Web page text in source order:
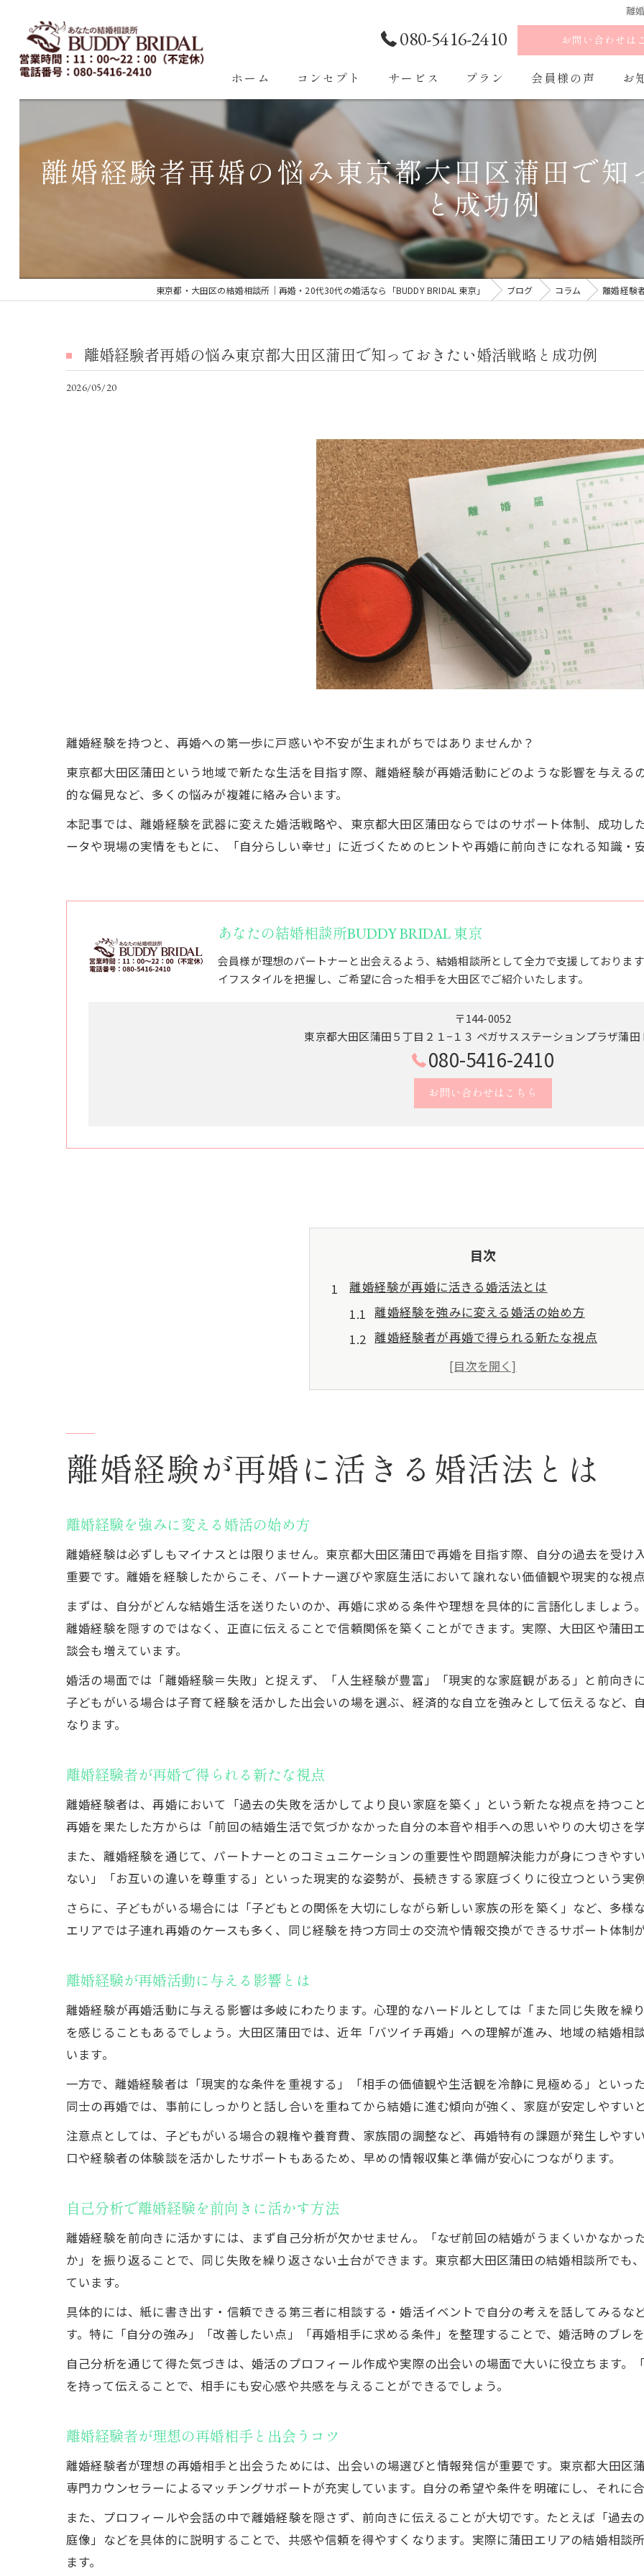
離
080-5416-2410 お問い合わせは
ホーム コンセプト サービス
ご入会・ご入会後の流れ
プラン 会員様の声 お
離婚経験者再婚の悩み東京都大田区蒲田で
と成功例
東京都・大田区の結婚相談所｜再婚・20代30代の婚活なら「BUDDY BRIDAL 東京」 ブログ コラム 離婚経験
離婚経験者再婚の悩み東京都大田区蒲田で知っておきたい婚活戦略と成功例
2026/05/20
離婚経験を持つと、再婚への第一歩に戸惑いや不安が生まれがちではありませんか？
東京都大田区蒲田という地域で新たな生活を目指す際、離婚経験が再婚活動にどのような影響を与え
的な偏見など、多くの悩みが複雑に絡み合います。
本記事では、離婚経験を武器に変えた婚活戦略や、東京都大田区蒲田ならではのサポート体制、成功し
ータや現場の実情をもとに、「自分らしい幸せ」に近づくためのヒントや再婚に前向きになれる知識・
あなたの結婚相談所BUDDY BRIDAL 東京
会員様が理想のパートナーと出会えるよう、結婚相談所として全力で支援しておりま
イフスタイルを把握し、ご希望に合った相手を大田区でご紹介いたします。
〒144-0052
東京都大田区蒲田５丁目２１−１３ ペガサスステーションプラザ蒲田
080-5416-2410
お問い合わせはこちら
目次
離婚経験が再婚に活きる婚活法とは
離婚経験を強みに変える婚活の始め方
離婚経験者が再婚で得られる新たな視点
離婚経験が再婚活動に与える影響とは
自己分析で離婚経験を前向きに活かす方法
離婚経験女性の再婚不安を和らげる方法
再婚希望者が大田区で直面する課題と対策
離婚経験を理解する相談所の選び方ポイント
子連れ再婚への不安解消ポイントまとめ
離婚経験がある子連れ再婚の心構え
子どもの気持ちに寄り添う再婚準備のコツ
子どもと一緒に再婚生活を始める注意点
離婚経験を活かす再婚率低減の秘訣
離婚経験が再婚成功につながる理由を解説
結婚相談所選びで失敗しない大田区のコツ
離婚経験者が重視したい相談所選びの基準
大田区の婚活相談所サポート体制を徹底比較
離婚経験者が再婚に強い相談所を見極める方法
蒲田エリアで叶える幸せな再婚へのステップ
蒲田で再婚に向けた第一歩を踏み出す方法
離婚経験者が語る幸せな再婚までの道のり
再婚活動を充実させる地元サポートの活用法
離婚経験と共に歩む再婚後の新しい生活設計
離婚経験が再婚に活きる婚活法とは
離婚経験を強みに変える婚活の始め方
離婚経験は必ずしもマイナスとは限りません。東京都大田区蒲田で再婚を目指す際、自分の過去を受
重要です。離婚を経験したからこそ、パートナー選びや家庭生活において譲れない価値観や現実的な視
まずは、自分がどんな結婚生活を送りたいのか、再婚に求める条件や理想を具体的に言語化しましょ
離婚経験を隠すのではなく、正直に伝えることで信頼関係を築くことができます。実際、大田区や蒲田
談会も増えています。
婚活の場面では「離婚経験＝失敗」と捉えず、「人生経験が豊富」「現実的な家庭観がある」と前向き
子どもがいる場合は子育て経験を活かした出会いの場を選ぶ、経済的な自立を強みとして伝えるなど、
なります。
離婚経験者が再婚で得られる新たな視点
離婚経験者は、再婚において「過去の失敗を活かしてより良い家庭を築く」という新たな視点を持つこ
再婚を果たした方からは「前回の結婚生活で気づかなかった自分の本音や相手への思いやりの大切さを
また、離婚経験を通じて、パートナーとのコミュニケーションの重要性や問題解決能力が身につきやす
ない」「お互いの違いを尊重する」といった現実的な姿勢が、長続きする家庭づくりに役立つという実
さらに、子どもがいる場合には「子どもとの関係を大切にしながら新しい家族の形を築く」など、多様
エリアでは子連れ再婚のケースも多く、同じ経験を持つ方同士の交流や情報交換ができるサポート体制
離婚経験が再婚活動に与える影響とは
離婚経験が再婚活動に与える影響は多岐にわたります。心理的なハードルとしては「また同じ失敗を繰
を感じることもあるでしょう。大田区蒲田では、近年「バツイチ再婚」への理解が進み、地域の結婚相
います。
一方で、離婚経験者は「現実的な条件を重視する」「相手の価値観や生活観を冷静に見極める」といっ
同士の再婚では、事前にしっかりと話し合いを重ねてから結婚に進む傾向が強く、家庭が安定しやすい
注意点としては、子どもがいる場合の親権や養育費、家族間の調整など、再婚特有の課題が発生しやす
口や経験者の体験談を活かしたサポートもあるため、早めの情報収集と準備が安心につながります。
自己分析で離婚経験を前向きに活かす方法
離婚経験を前向きに活かすには、まず自己分析が欠かせません。「なぜ前回の結婚がうまくいかなかっ
か」を振り返ることで、同じ失敗を繰り返さない土台ができます。東京都大田区蒲田の結婚相談所でも
ています。
具体的には、紙に書き出す・信頼できる第三者に相談する・婚活イベントで自分の考えを話してみるな
す。特に「自分の強み」「改善したい点」「再婚相手に求める条件」を整理することで、婚活時のブレ
自己分析を通じて得た気づきは、婚活のプロフィール作成や実際の出会いの場面で大いに役立ちます。
を持って伝えることで、相手にも安心感や共感を与えることができるでしょう。
離婚経験者が理想の再婚相手と出会うコツ
離婚経験者が理想の再婚相手と出会うためには、出会いの場選びと情報発信が重要です。東京都大田区
専門カウンセラーによるマッチングサポートが充実しています。自分の希望や条件を明確にし、それに
また、プロフィールや会話の中で離婚経験を隠さず、前向きに伝えることが大切です。たとえば「過去
庭像」などを具体的に説明することで、共感や信頼を得やすくなります。実際に蒲田エリアの結婚相談
ます。